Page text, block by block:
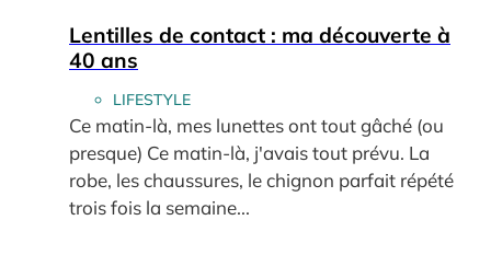
Lentilles de contact : ma découverte à
40 ans
LIFESTYLE
Ce matin-là, mes lunettes ont tout gâché (ou
presque) Ce matin-là, j'avais tout prévu. La
robe, les chaussures, le chignon parfait répété
trois fois la semaine...